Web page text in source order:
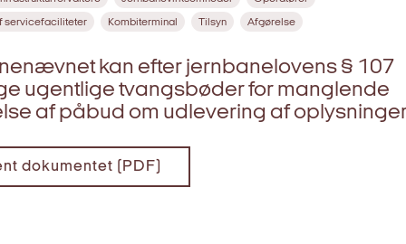
servicefaciliteter Kombiterminal Tilsyn Afgørelse
kan efter jernbanelovens § 107
ugentlige tvangsbøder for manglende
af påbud om udlevering af
dokumentet (PDF)